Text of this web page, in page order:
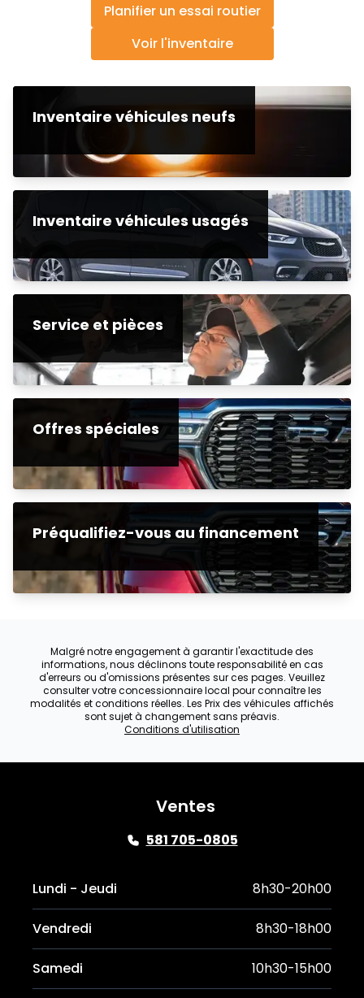
Planifier un essai routier
Voir l'inventaire
Inventaire véhicules neufs
Inventaire véhicules usagés
Service et pièces
Offres spéciales
Préqualifiez-vous au financement
Malgré notre engagement à garantir l'exactitude des
informations, nous déclinons toute responsabilité en cas
d'erreurs ou d'omissions présentes sur ces pages. Veuillez
consulter votre concessionnaire local pour connaître les
modalités et conditions réelles. Les Prix des véhicules affichés
sont sujet à changement sans préavis.
Conditions d'utilisation
Ventes
581 705-0805
Lundi - Jeudi 8h30-20h00
Vendredi 8h30-18h00
Samedi 10h30-15h00